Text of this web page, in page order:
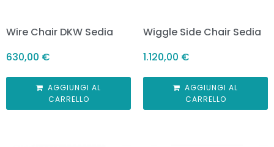
Wire Chair DKW Sedia
630,00 €
AGGIUNGI AL
CARRELLO
Wiggle Side Chair Sedia
1.120,00 €
AGGIUNGI AL
CARRELLO